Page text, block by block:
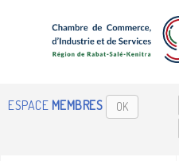
ESPACE MEMBRES OK